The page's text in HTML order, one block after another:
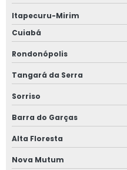
Itapecuru-Mirim
Cuiabá
Rondonópolis
Tangará da Serra
Sorriso
Barra do Garças
Alta Floresta
Nova Mutum